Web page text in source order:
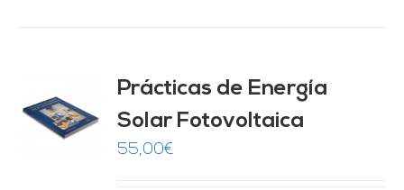
Prácticas de Energía
Solar Fotovoltaica
55,00€